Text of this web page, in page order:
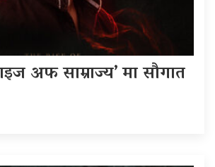
अफ साम्राज्य’ मा सौगात